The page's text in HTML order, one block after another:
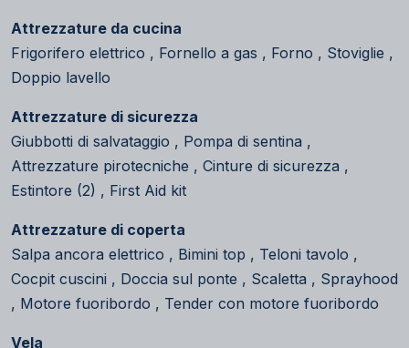
Attrezzature da cucina
Frigorifero elettrico , Fornello a gas , Forno , Stoviglie ,
Doppio lavello
Attrezzature di sicurezza
Giubbotti di salvataggio , Pompa di sentina ,
Attrezzature pirotecniche , Cinture di sicurezza ,
Estintore (2) , First Aid kit
Attrezzature di coperta
Salpa ancora elettrico , Bimini top , Teloni tavolo ,
Cocpit cuscini , Doccia sul ponte , Scaletta , Sprayhood
, Motore fuoribordo , Tender con motore fuoribordo
Vela